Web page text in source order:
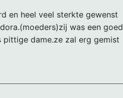
en heel veel sterkte gewenst
was een goed
pittige dame.ze zal erg gemist